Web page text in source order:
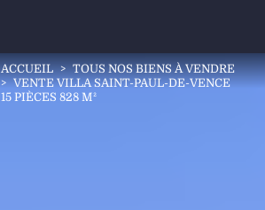
ACCUEIL > TOUS NOS BIENS À VENDRE
> VENTE VILLA SAINT-PAUL-DE-VENCE
15 PIÈCES 828 M²